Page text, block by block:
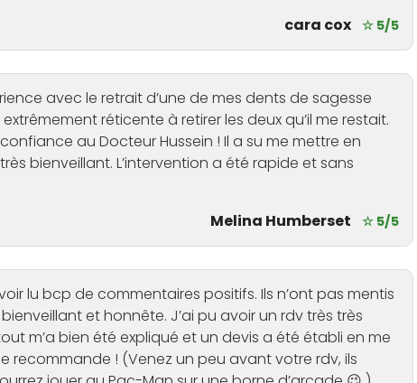
cara cox
☆ 5/5
avec le retrait d’une de mes dents de sagesse
réticente à retirer les deux qu’il me restait.
au Docteur Hussein ! Il a su me mettre en
bienveillant. L’intervention a été rapide et sans
Melina Humberset
☆ 5/5
lu bcp de commentaires positifs. Ils n’ont pas mentis
et honnête. J’ai pu avoir un rdv très très
m’a bien été expliqué et un devis a été établi en me
recommande ! (Venez un peu avant votre rdv, ils